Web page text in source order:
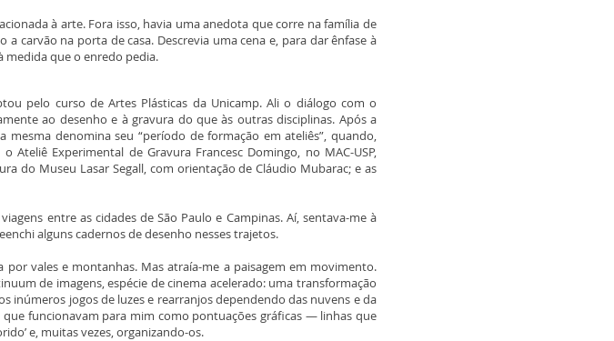
à arte. Fora isso, havia uma anedota que corre na família de
carvão na porta de casa. Descrevia uma cena e, para dar ênfase à
medida que o enredo pedia.
pelo curso de Artes Plásticas da Unicamp. Ali o diálogo com o
ao desenho e à gravura do que às outras disciplinas. Após a
denomina seu “período de formação em ateliês”, quando,
Experimental de Gravura Francesc Domingo, no MAC-USP,
do Museu Lasar Segall, com orientação de Cláudio Mubarac; e as
entre as cidades de São Paulo e Campinas. Aí, sentava-me à
alguns cadernos de desenho nesses trajetos.
vales e montanhas. Mas atraía-me a paisagem em movimento.
de imagens, espécie de cinema acelerado: uma transformação
inúmeros jogos de luzes e rearranjos dependendo das nuvens e da
funcionavam para mim como pontuações gráficas — linhas que
e, muitas vezes, organizando-os.